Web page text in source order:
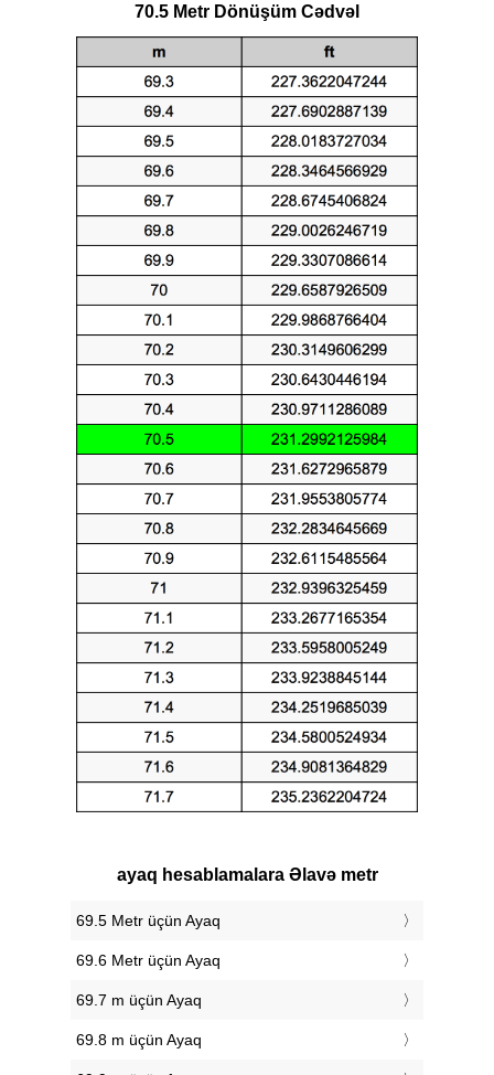
70.5 Metr Dönüşüm Cədvəl
ayaq hesablamalara Əlavə metr
69.5 Metr üçün Ayaq
69.6 Metr üçün Ayaq
69.7 m üçün Ayaq
69.8 m üçün Ayaq